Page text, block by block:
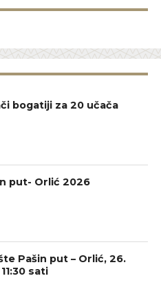
bogatiji za 20 učača
put- Orlić 2026
Pašin put – Orlić, 26.
sati